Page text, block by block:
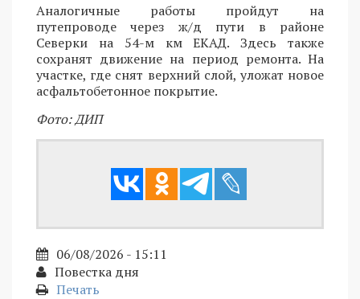
Аналогичные работы пройдут на
путепроводе через ж/д пути в районе
Северки на 54-м км ЕКАД. Здесь также
сохранят движение на период ремонта. На
участке, где снят верхний слой, уложат новое
асфальтобетонное покрытие.
Фото: ДИП
06/08/2026 - 15:11
Повестка дня
Печать